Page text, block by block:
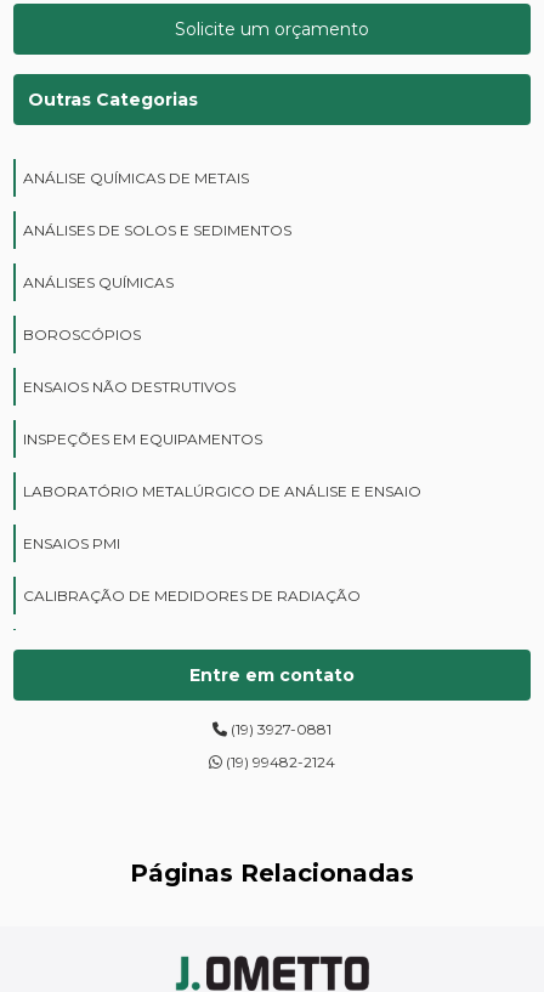
Solicite um orçamento
Outras Categorias
ANÁLISE QUÍMICAS DE METAIS
ANÁLISES DE SOLOS E SEDIMENTOS
ANÁLISES QUÍMICAS
BOROSCÓPIOS
ENSAIOS NÃO DESTRUTIVOS
INSPEÇÕES EM EQUIPAMENTOS
LABORATÓRIO METALÚRGICO DE ANÁLISE E ENSAIO
ENSAIOS PMI
CALIBRAÇÃO DE MEDIDORES DE RADIAÇÃO
CURSOS DE PROTEÇÃO RADIOLÓGICA
DIGITALIZAÇÃO DE FILMES RADIOGRÁFICOS
ENSAIOS DE DUREZA DE CAMPO
MANUTENÇÃO DE MEDIDORES DE RADIAÇÃO
Entre em contato
(19) 3927-0881
(19) 99482-2124
Páginas Relacionadas